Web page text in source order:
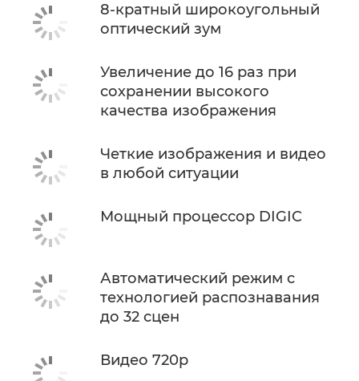
8-кратный широкоугольный
оптический зум
Увеличение до 16 раз при
сохранении высокого
качества изображения
Четкие изображения и видео
в любой ситуации
Мощный процессор DIGIC
Автоматический режим с
технологией распознавания
до 32 сцен
Видео 720p